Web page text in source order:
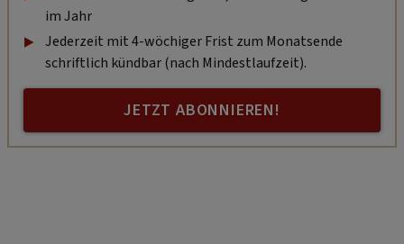
im Jahr
Jederzeit mit 4-wöchiger Frist zum Monatsende
schriftlich kündbar (nach Mindestlaufzeit).
JETZT ABONNIEREN!